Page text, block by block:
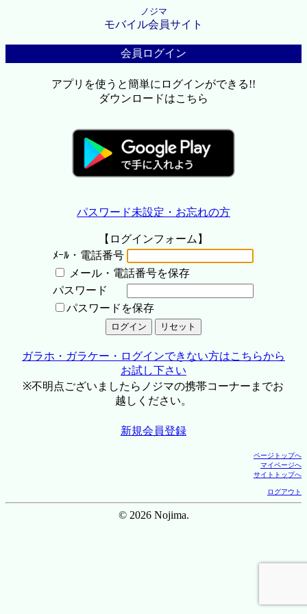
ノジマ
モバイル会員サイト
会員ログイン
アプリを使うと簡単にログインができる!!
ダウンロードはこちら
パスワード未設定・お忘れの方
【ログインフォーム】
ﾒｰﾙ・電話番号
メール・電話番号を保存
パスワード
パスワードを保存
ガラホ・ガラケー・ログインできない方はこちらから
お試し下さい
※不明点ございましたらノジマの携帯コーナーまでお
越しください。
新規会員登録
ページトップへ
マイページへ
サイトトップへ
ログアウト
© 2026 Nojima.